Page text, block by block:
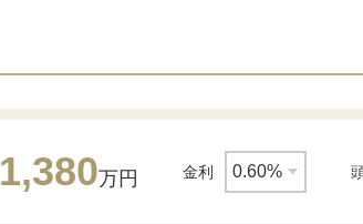
1,380万円 金利